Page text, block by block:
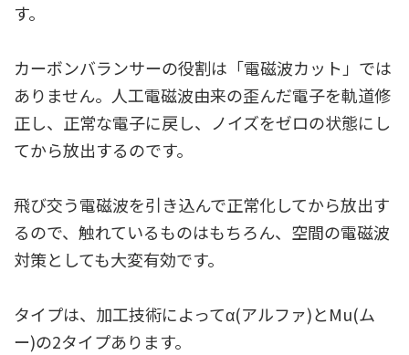
す。
カーボンバランサーの役割は「電磁波カット」では
ありません。人工電磁波由来の歪んだ電子を軌道修
正し、正常な電子に戻し、ノイズをゼロの状態にし
てから放出するのです。
飛び交う電磁波を引き込んで正常化してから放出す
るので、触れているものはもちろん、空間の電磁波
対策としても大変有効です。
タイプは、加工技術によってα(アルファ)とMu(ム
ー)の2タイプあります。